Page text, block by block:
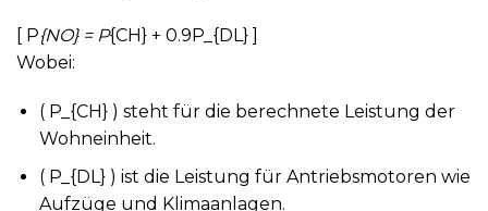
[ P{NO} = P{CH} + 0.9P_{DL} ]
Wobei:
( P_{CH} ) steht für die berechnete Leistung der
Wohneinheit.
( P_{DL} ) ist die Leistung für Antriebsmotoren wie
Aufzüge und Klimaanlagen.